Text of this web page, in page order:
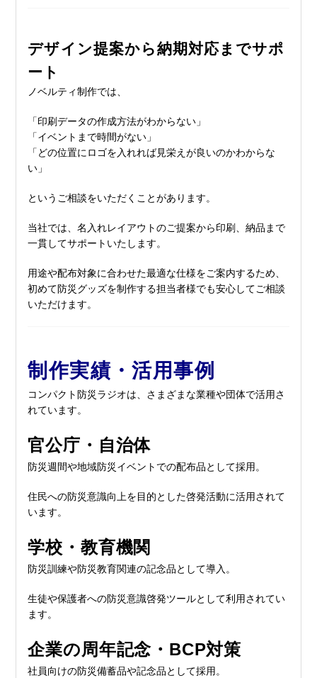
デザイン提案から納期対応までサポ
ート
ノベルティ制作では、
「印刷データの作成方法がわからない」
「イベントまで時間がない」
「どの位置にロゴを入れれば見栄えが良いのかわからな
い」
というご相談をいただくことがあります。
当社では、名入れレイアウトのご提案から印刷、納品まで
一貫してサポートいたします。
用途や配布対象に合わせた最適な仕様をご案内するため、
初めて防災グッズを制作する担当者様でも安心してご相談
いただけます。
制作実績・活用事例
コンパクト防災ラジオは、さまざまな業種や団体で活用さ
れています。
官公庁・自治体
防災週間や地域防災イベントでの配布品として採用。
住民への防災意識向上を目的とした啓発活動に活用されて
います。
学校・教育機関
防災訓練や防災教育関連の記念品として導入。
生徒や保護者への防災意識啓発ツールとして利用されてい
ます。
企業の周年記念・BCP対策
社員向けの防災備蓄品や記念品として採用。